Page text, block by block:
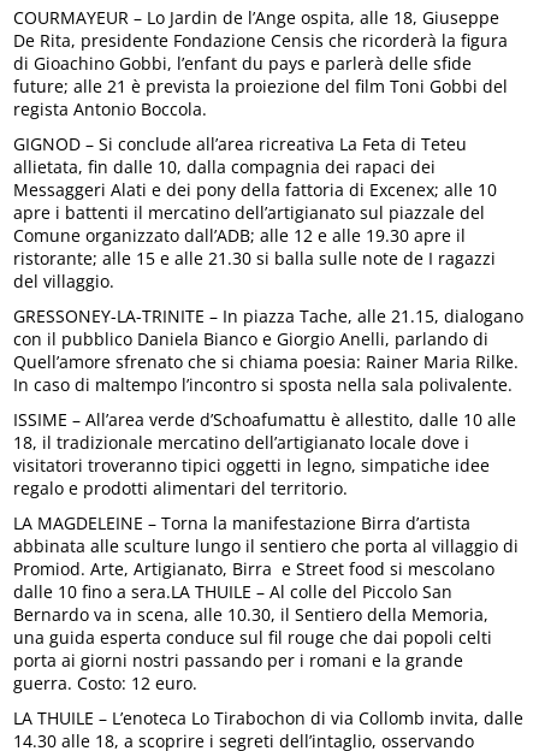
COURMAYEUR – Lo Jardin de l’Ange ospita, alle 18, Giuseppe
De Rita, presidente Fondazione Censis che ricorderà la figura
di Gioachino Gobbi, l’enfant du pays e parlerà delle sfide
future; alle 21 è prevista la proiezione del film Toni Gobbi del
regista Antonio Boccola.
GIGNOD – Si conclude all’area ricreativa La Feta di Teteu
allietata, fin dalle 10, dalla compagnia dei rapaci dei
Messaggeri Alati e dei pony della fattoria di Excenex; alle 10
apre i battenti il mercatino dell’artigianato sul piazzale del
Comune organizzato dall’ADB; alle 12 e alle 19.30 apre il
ristorante; alle 15 e alle 21.30 si balla sulle note de I ragazzi
del villaggio.
GRESSONEY-LA-TRINITE – In piazza Tache, alle 21.15, dialogano
con il pubblico Daniela Bianco e Giorgio Anelli, parlando di
Quell’amore sfrenato che si chiama poesia: Rainer Maria Rilke.
In caso di maltempo l’incontro si sposta nella sala polivalente.
ISSIME – All’area verde d’Schoafumattu è allestito, dalle 10 alle
18, il tradizionale mercatino dell’artigianato locale dove i
visitatori troveranno tipici oggetti in legno, simpatiche idee
regalo e prodotti alimentari del territorio.
LA MAGDELEINE – Torna la manifestazione Birra d’artista
abbinata alle sculture lungo il sentiero che porta al villaggio di
Promiod. Arte, Artigianato, Birra e Street food si mescolano
dalle 10 fino a sera.LA THUILE – Al colle del Piccolo San
Bernardo va in scena, alle 10.30, il Sentiero della Memoria,
una guida esperta conduce sul fil rouge che dai popoli celti
porta ai giorni nostri passando per i romani e la grande
guerra. Costo: 12 euro.
LA THUILE – L’enoteca Lo Tirabochon di via Collomb invita, dalle
14.30 alle 18, a scoprire i segreti dell’intaglio, osservando